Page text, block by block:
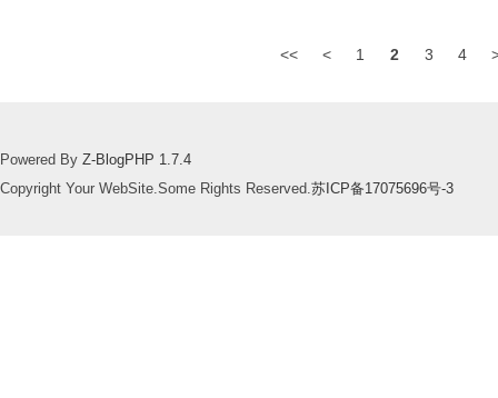
<< < 1 2 3 4
Powered By Z-BlogPHP 1.7.4
Copyright Your WebSite.Some Rights Reserved.苏ICP备17075696号-3